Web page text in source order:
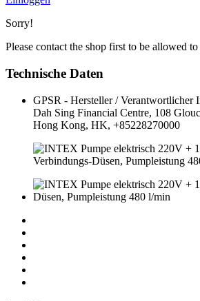
Sorry!
Please contact the shop first to be allowed to
Technische Daten
GPSR - Hersteller / Verantwortlicher
Dah Sing Financial Centre, 108
Hong Kong, HK, +85228270000